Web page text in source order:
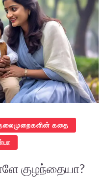
கதை
குழந்தையா?